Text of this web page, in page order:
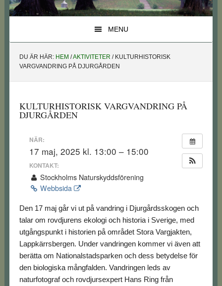
MENU
DU ÄR HÄR: HEM /AKTIVITETER /KULTURHISTORISK
VARGVANDRING PÅ DJURGÅRDEN
KULTURHISTORISK VARGVANDRING PÅ
DJURGÅRDEN
NÄR:
17 maj, 2025 kl. 13:00 – 15:00
KONTAKT:
Stockholms Naturskyddsförening
Webbsida
Den 17 maj går vi ut på vandring i Djurgårdsskogen och
talar om rovdjurens ekologi och historia i Sverige, med
utgångspunkt i historien på området Stora Vargjakten,
Lappkärrsbergen. Under vandringen kommer vi även att
berätta om Nationalstadsparken och dess betydelse för
den biologiska mångfalden. Vandringen leds av
naturfotograf och rovdjursexpert Hans Ring från